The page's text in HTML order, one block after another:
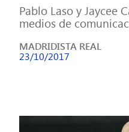
Pablo Laso y Jaycee
medios de
MADRIDISTA REAL
23/10/2017